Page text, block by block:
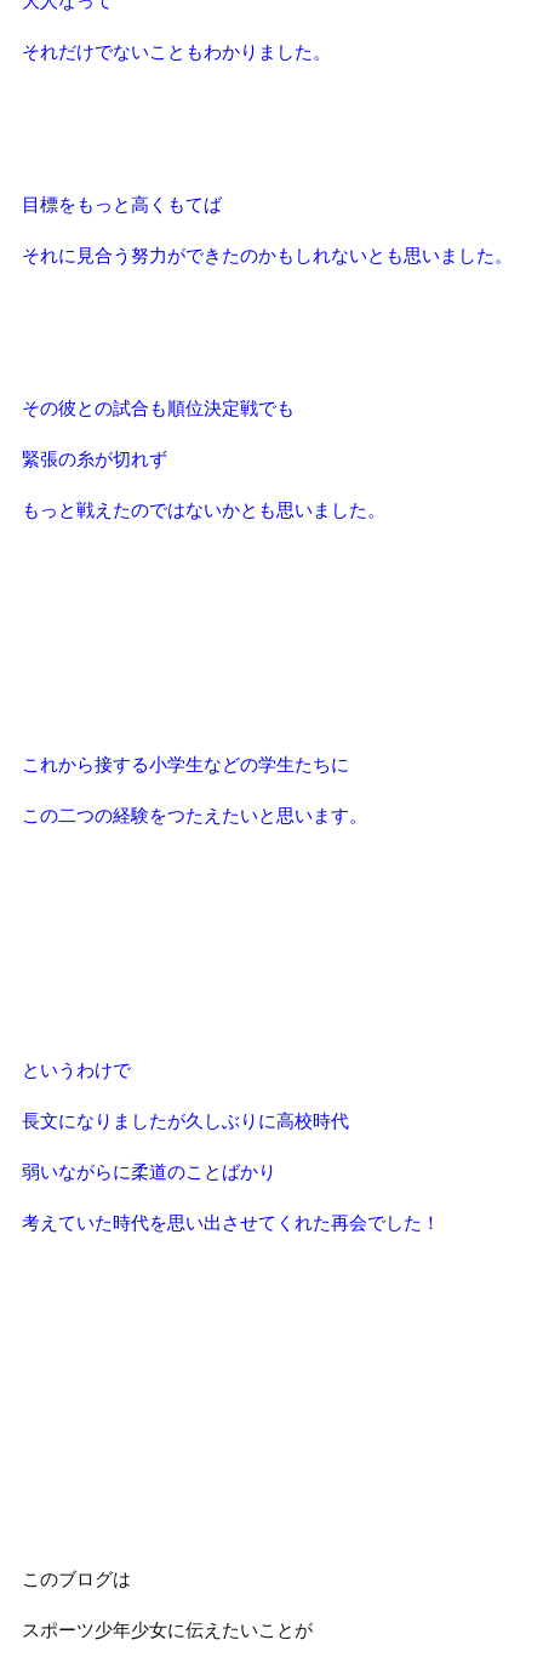
それだけでないこともわかりました。
目標をもっと高くもてば
それに見合う努力ができたのかもしれないとも思いました。
その彼との試合も順位決定戦でも
緊張の糸が切れず
もっと戦えたのではないかとも思いました。
これから接する小学生などの学生たちに
この二つの経験をつたえたいと思います。
というわけで
長文になりましたが久しぶりに高校時代
弱いながらに柔道のことばかり
考えていた時代を思い出させてくれた再会でした！
このブログは
スポーツ少年少女に伝えたいことが